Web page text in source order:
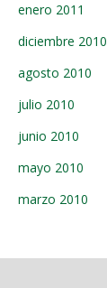
enero 2011
diciembre 2010
agosto 2010
julio 2010
junio 2010
mayo 2010
marzo 2010